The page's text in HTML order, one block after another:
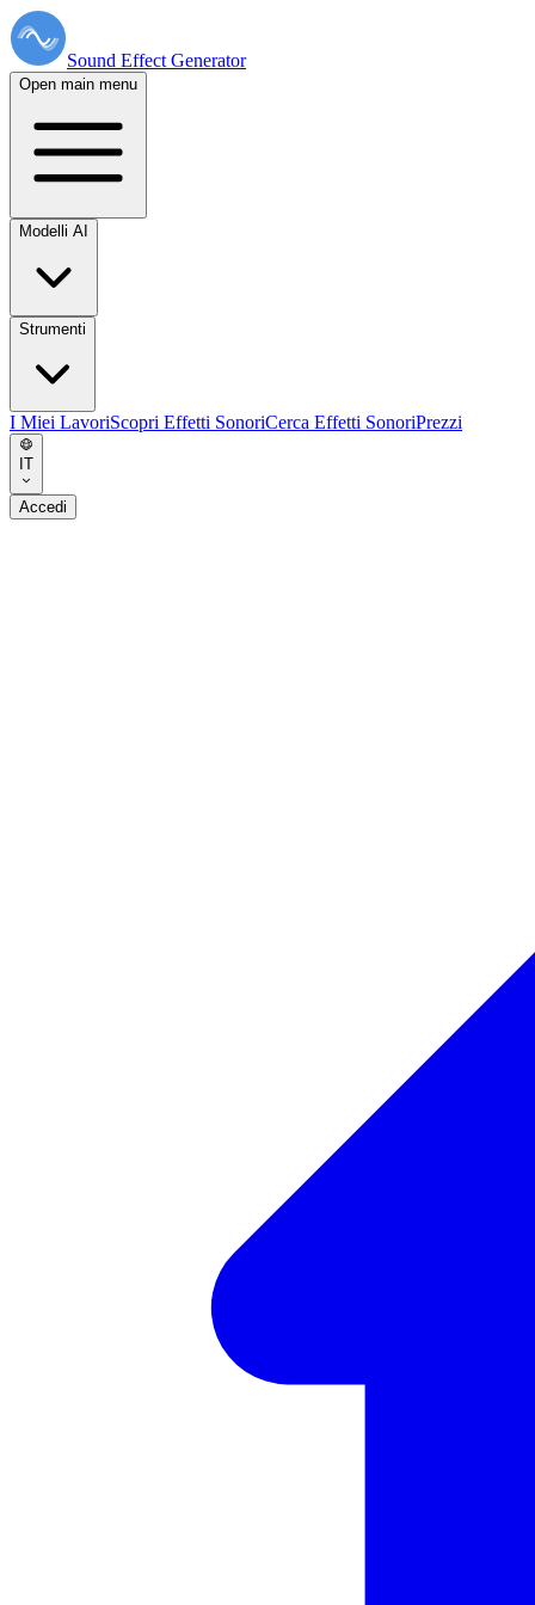
Sound Effect Generator
Open main menu
Modelli AI
Strumenti
I Miei LavoriScopri Effetti SonoriCerca Effetti SonoriPrezzi
IT
Accedi